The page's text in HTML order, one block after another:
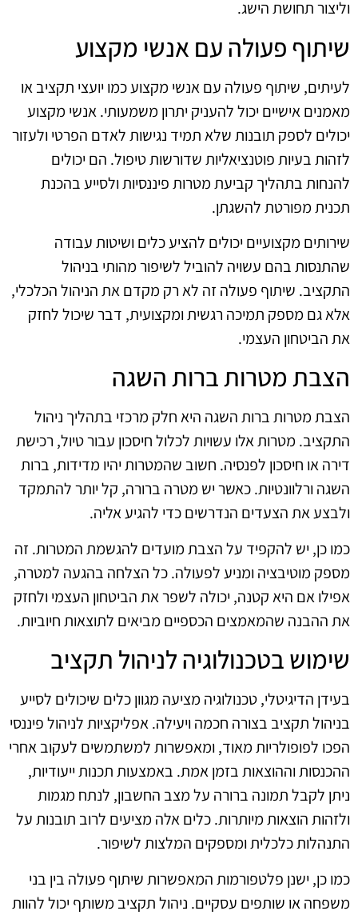
וליצור תחושת הישג.
שיתוף פעולה עם אנשי מקצוע
לעיתים, שיתוף פעולה עם אנשי מקצוע כמו יועצי תקציב או
מאמנים אישיים יכול להעניק יתרון משמעותי. אנשי מקצוע
יכולים לספק תובנות שלא תמיד נגישות לאדם הפרטי ולעזור
לזהות בעיות פוטנציאליות שדורשות טיפול. הם יכולים
להנחות בתהליך קביעת מטרות פיננסיות ולסייע בהכנת
תכנית מפורטת להשגתן.
שירותים מקצועיים יכולים להציע כלים ושיטות עבודה
שהתנסות בהם עשויה להוביל לשיפור מהותי בניהול
התקציב. שיתוף פעולה זה לא רק מקדם את הניהול הכלכלי,
אלא גם מספק תמיכה רגשית ומקצועית, דבר שיכול לחזק
את הביטחון העצמי.
הצבת מטרות ברות השגה
הצבת מטרות ברות השגה היא חלק מרכזי בתהליך ניהול
התקציב. מטרות אלו עשויות לכלול חיסכון עבור טיול, רכישת
דירה או חיסכון לפנסיה. חשוב שהמטרות יהיו מדידות, ברות
השגה ורלוונטיות. כאשר יש מטרה ברורה, קל יותר להתמקד
ולבצע את הצעדים הנדרשים כדי להגיע אליה.
כמו כן, יש להקפיד על הצבת מועדים להגשמת המטרות. זה
מספק מוטיבציה ומניע לפעולה. כל הצלחה בהגעה למטרה,
אפילו אם היא קטנה, יכולה לשפר את הביטחון העצמי ולחזק
את ההבנה שהמאמצים הכספיים מביאים לתוצאות חיוביות.
שימוש בטכנולוגיה לניהול תקציב
בעידן הדיגיטלי, טכנולוגיה מציעה מגוון כלים שיכולים לסייע
בניהול תקציב בצורה חכמה ויעילה. אפליקציות לניהול פיננסי
הפכו לפופולריות מאוד, ומאפשרות למשתמשים לעקוב אחרי
ההכנסות וההוצאות בזמן אמת. באמצעות תכנות ייעודיות,
ניתן לקבל תמונה ברורה על מצב החשבון, לנתח מגמות
ולזהות הוצאות מיותרות. כלים אלה מציעים לרוב תובנות על
התנהלות כלכלית ומספקים המלצות לשיפור.
כמו כן, ישנן פלטפורמות המאפשרות שיתוף פעולה בין בני
משפחה או שותפים עסקיים. ניהול תקציב משותף יכול להוות